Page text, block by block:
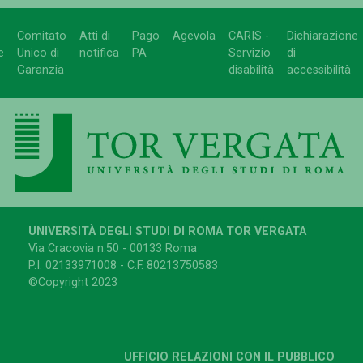
Comitato
Unico di
Garanzia
Atti di
notifica
Pago
PA
Agevola
CARIS -
Servizio
disabilità
Dichiarazione
di
accessibilità
UNIVERSITÀ DEGLI STUDI DI ROMA TOR VERGATA
Via Cracovia n.50 - 00133 Roma
P.I. 02133971008 - C.F. 80213750583
©Copyright 2023
UFFICIO RELAZIONI CON IL PUBBLICO